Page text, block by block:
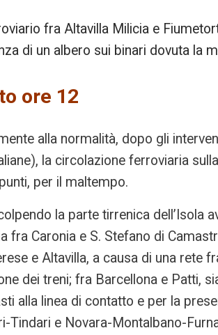
fra Altavilla Milicia e
di un albero sui binari dovuta la
ore 12
alla normalità, dopo gli
la circolazione ferroviaria
per il maltempo.
la parte tirrenica dell’Isola
fra Caronia e S. Stefano di
e Altavilla, a causa di una rete
dei treni; fra Barcellona e Patti,
alla linea di contatto e per la
Tindari e Novara-Montalbano-